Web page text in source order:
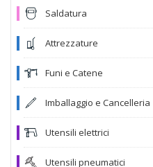
Saldatura
Attrezzature
Funi e Catene
Imballaggio e Cancelleria
Utensili elettrici
Utensili pneumatici